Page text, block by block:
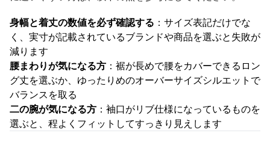
身幅と着丈の数値を必ず確認する ：サイズ表記だけでな
く、実寸が記載されているブランドや商品を選ぶと失敗が
減ります
腰まわりが気になる方 ：裾が長めで腰をカバーできるロン
グ丈を選ぶか、ゆったりめのオーバーサイズシルエットで
バランスを取る
二の腕が気になる方 ：袖口がリブ仕様になっているものを
選ぶと、程よくフィットしてすっきり見えします